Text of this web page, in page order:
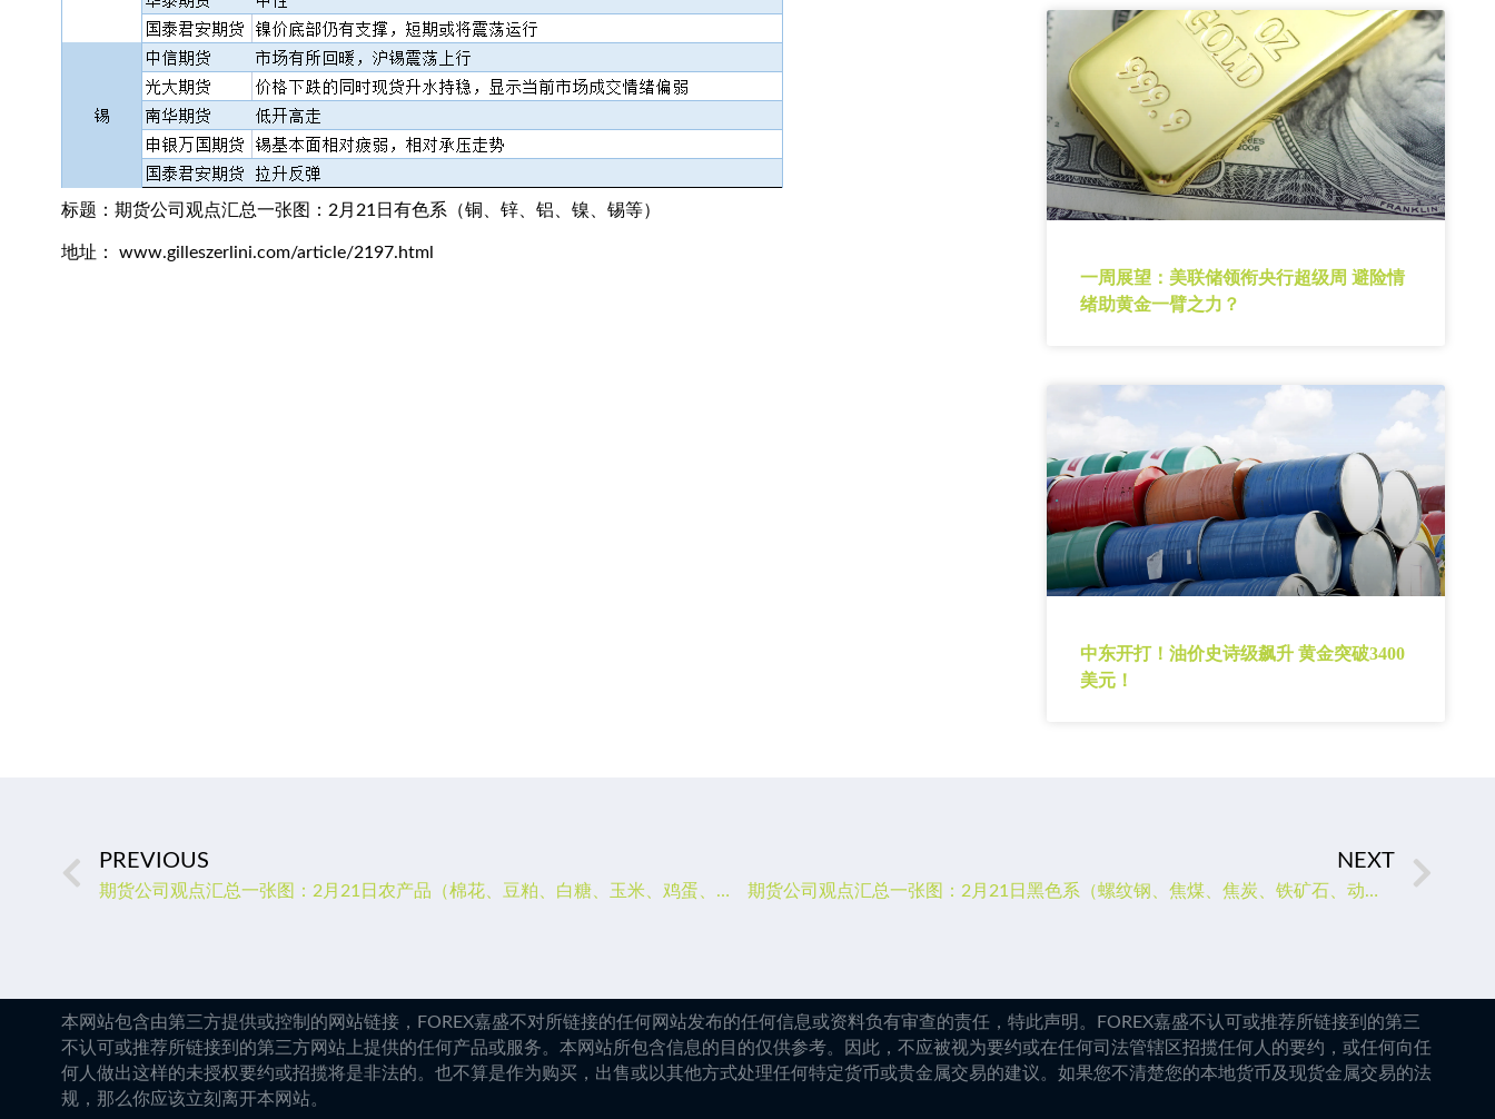
标题：期货公司观点汇总一张图：2月21日有色系（铜、锌、铝、镍、锡等）
地址： www.gilleszerlini.com/article/2197.html
一周展望：美联储领衔央行超级周 避险情
绪助黄金一臂之力？
中东开打！油价史诗级飙升 黄金突破3400
美元！
PREVIOUS
期货公司观点汇总一张图：2月21日农产品（棉花、豆粕、白糖、玉米、鸡蛋、生猪等）
NEXT
期货公司观点汇总一张图：2月21日黑色系（螺纹钢、焦煤、焦炭、铁矿石、动力煤等）
本网站包含由第三方提供或控制的网站链接，FOREX嘉盛不对所链接的任何网站发布的任何信息或资料负有审查的责任，特此声明。FOREX嘉盛不认可或推荐所链接到的第三
不认可或推荐所链接到的第三方网站上提供的任何产品或服务。本网站所包含信息的目的仅供参考。因此，不应被视为要约或在任何司法管辖区招揽任何人的要约，或任何向任
何人做出这样的未授权要约或招揽将是非法的。也不算是作为购买，出售或以其他方式处理任何特定货币或贵金属交易的建议。如果您不清楚您的本地货币及现货金属交易的法
规，那么你应该立刻离开本网站。